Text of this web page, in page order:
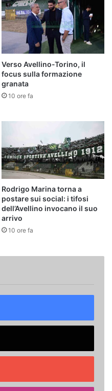
Verso Avellino-Torino, il
focus sulla formazione
granata
10 ore fa
Rodrigo Marina torna a
postare sui social: i tifosi
dell’Avellino invocano il suo
arrivo
10 ore fa